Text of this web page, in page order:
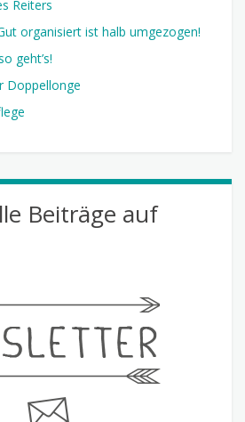
Reiters
organisiert ist halb umgezogen!
geht’s!
Doppellonge
Beiträge auf